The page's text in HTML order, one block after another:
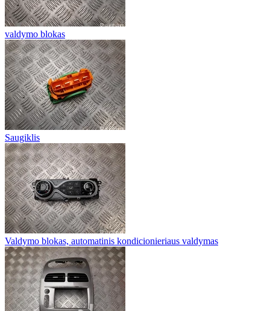
valdymo blokas
Saugiklis
Valdymo blokas, automatinis kondicionieriaus valdymas